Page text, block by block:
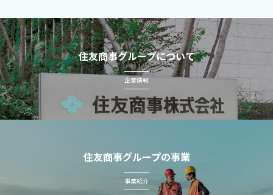
住友商事グループについて
企業情報
住友商事グループの事業
事業紹介